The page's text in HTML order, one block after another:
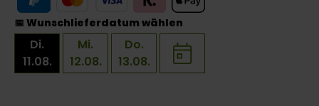
📅 Wunschlieferdatum wählen
Di.
11.08.
Mi.
12.08.
Do.
13.08.